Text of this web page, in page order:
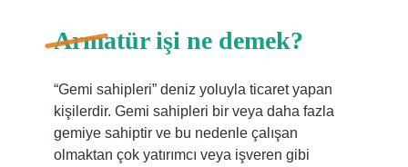
Armatür işi ne demek?
“Gemi sahipleri” deniz yoluyla ticaret yapan
kişilerdir. Gemi sahipleri bir veya daha fazla
gemiye sahiptir ve bu nedenle çalışan
olmaktan çok yatırımcı veya işveren gibi